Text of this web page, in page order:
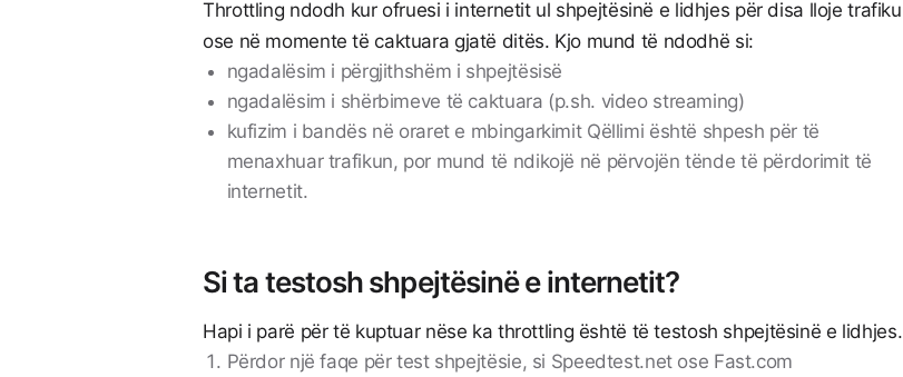
Throttling ndodh kur ofruesi i internetit ul shpejtësinë e lidhjes për disa lloje trafiku
ose në momente të caktuara gjatë ditës. Kjo mund të ndodhë si:
ngadalësim i përgjithshëm i shpejtësisë
ngadalësim i shërbimeve të caktuara (p.sh. video streaming)
kufizim i bandës në oraret e mbingarkimit Qëllimi është shpesh për të
menaxhuar trafikun, por mund të ndikojë në përvojën tënde të përdorimit të
internetit.
Si ta testosh shpejtësinë e internetit?
Hapi i parë për të kuptuar nëse ka throttling është të testosh shpejtësinë e lidhjes.
Përdor një faqe për test shpejtësie, si Speedtest.net ose Fast.com